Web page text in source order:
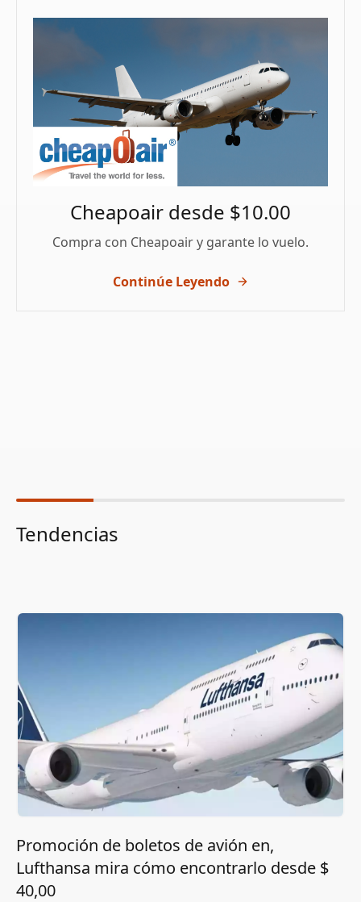
Cheapoair desde $10.00
Compra con Cheapoair y garante lo vuelo.
Continúe Leyendo
Tendencias
Promoción de boletos de avión en,
Lufthansa mira cómo encontrarlo desde $
40,00